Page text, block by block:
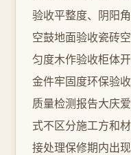
验收平整度、阴阳
空鼓地面验收瓷砖
匀度木作验收柜体
金件牢固度环保验
质量检测报告大庆
式不区分施工方和
接处理保修期内出